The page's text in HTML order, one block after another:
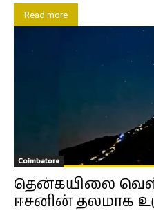
Read more
Coimbatore
தென்கயிலை
ஈசனின் தலமாக